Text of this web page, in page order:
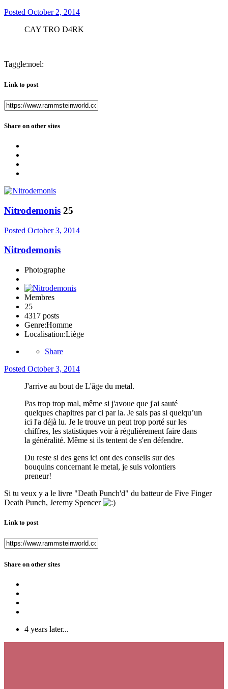
Posted October 2, 2014
CAY TRO D4RK
Taggle:noel:
Link to post
Share on other sites
Nitrodemonis 25
Posted October 3, 2014
Nitrodemonis
Photographe
Membres
25
4317 posts
Genre:Homme
Localisation:Liège
Share
Posted October 3, 2014
J'arrive au bout de L'âge du metal.
Pas trop trop mal, même si j'avoue que j'ai sauté
quelques chapitres par ci par la. Je sais pas si quelqu’un
ici l'a déjà lu. Je le trouve un peut trop porté sur les
chiffres, les statistiques voir à régulièrement faire dans
la généralité. Même si ils tentent de s'en défendre.
Du reste si des gens ici ont des conseils sur des
bouquins concernant le metal, je suis volontiers
preneur!
Si tu veux y a le livre "Death Punch'd" du batteur de Five Finger
Death Punch, Jeremy Spencer
Link to post
Share on other sites
4 years later...